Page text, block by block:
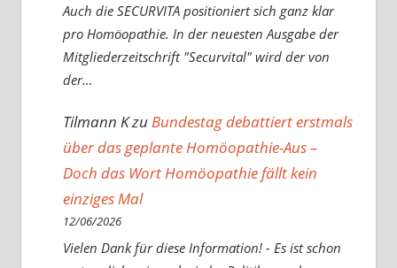
Auch die SECURVITA positioniert sich ganz klar
pro Homöopathie. In der neuesten Ausgabe der
Mitgliederzeitschrift "Securvital" wird der von
der…
Tilmann KzuBundestag debattiert erstmals
über das geplante Homöopathie-Aus –
Doch das Wort Homöopathie fällt kein
einziges Mal
12/06/2026
Vielen Dank für diese Information! - Es ist schon